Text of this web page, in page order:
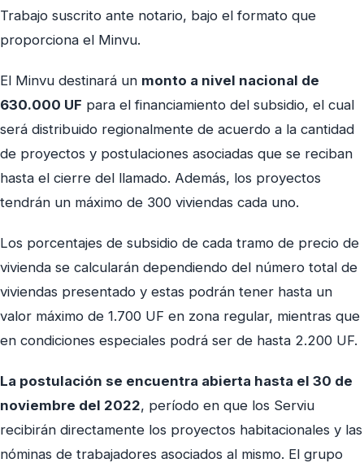
Trabajo suscrito ante notario, bajo el formato que
proporciona el Minvu.
El Minvu destinará un monto a nivel nacional de
630.000 UF para el financiamiento del subsidio, el cual
será distribuido regionalmente de acuerdo a la cantidad
de proyectos y postulaciones asociadas que se reciban
hasta el cierre del llamado. Además, los proyectos
tendrán un máximo de 300 viviendas cada uno.
Los porcentajes de subsidio de cada tramo de precio de
vivienda se calcularán dependiendo del número total de
viviendas presentado y estas podrán tener hasta un
valor máximo de 1.700 UF en zona regular, mientras que
en condiciones especiales podrá ser de hasta 2.200 UF.
La postulación se encuentra abierta hasta el 30 de
noviembre del 2022, período en que los Serviu
recibirán directamente los proyectos habitacionales y las
nóminas de trabajadores asociados al mismo. El grupo